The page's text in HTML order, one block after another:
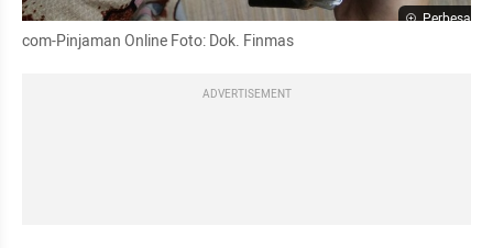
Perbesar
com-Pinjaman Online Foto: Dok. Finmas
ADVERTISEMENT